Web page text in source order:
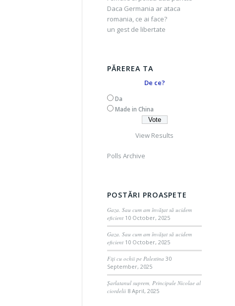
Daca Germania ar ataca
romania, ce ai face?
un gest de libertate
PĂREREA TA
De ce?
Da
Made in China
View Results
Polls Archive
POSTĂRI PROASPETE
Gaza. Sau cum am învățat să ucidem
eficient 10 October, 2025
Gaza. Sau cum am învățat să ucidem
eficient 10 October, 2025
Fiți cu ochii pe Palestina 30
September, 2025
Șarlatanul suprem, Principule Nicolae al
ciordelii 8 April, 2025